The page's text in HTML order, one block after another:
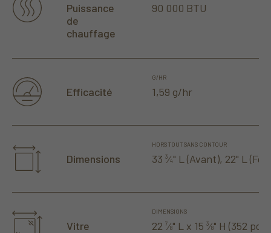
Puissance
de
chauffage
90 000 BTU
Efficacité
G/HR
1,59 g/hr
Dimensions
HORS TOUT SANS CONTOUR
33 3⁄4" L (Avant), 22" L
Vitre
DIMENSIONS
22 7⁄8" L x 15 3⁄8" H (352 po